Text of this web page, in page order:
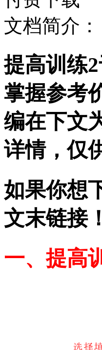
文档简介：
提高训练
掌握参考
编在下文
详情，仅
如果你想
文末链接！
一、提高